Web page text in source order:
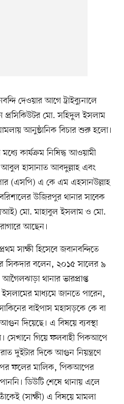
দেওয়ার আগে ট্রাইব্যুনালে
প্রসিকিউটর মো. সহিদুল ইসলাম
আনুষ্ঠানিক বিচার শুরু হলো।
কার্যক্রম নিষিদ্ধ আওয়ামী
হাসানাত আবদুল্লাহ এবং
(এসপি) এ কে এম এহসানউল্লাহ
উজিরপুর থানার সাবেক
মো. মাহাবুল ইসলাম ও মো.
আছেন।
সাক্ষী হিসেবে জবানবন্দিতে
সিকদার বলেন, ২০১৫ সালের ৯
থানার ভারপ্রাপ্ত
মাধ্যমে জানতে পারেন,
বাইপাস মহাসড়কে কে বা
দিয়েছে। এ বিষয়ে ব্যবস্থা
সেখানে গিয়ে ফলবাহী পিকআপে
দুইটার দিকে আগুন নিয়ন্ত্রণে
ফলের মালিক, পিকআপের
ডিউটি শেষে থানায় এলে
(সাক্ষী) এ বিষয়ে মামলা